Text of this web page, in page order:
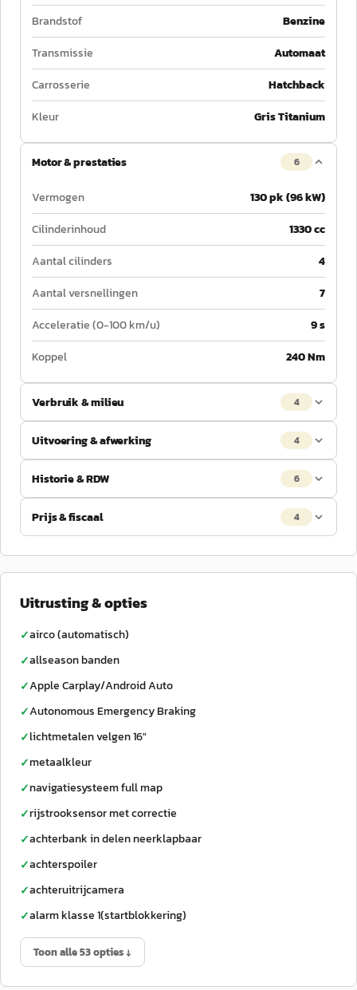
Brandstof
Benzine
Transmissie
Automaat
Carrosserie
Hatchback
Kleur
Gris Titanium
Motor & prestaties 6
Vermogen
130 pk (96 kW)
Cilinderinhoud
1330 cc
Aantal cilinders
4
Aantal versnellingen
7
Acceleratie (0-100 km/u)
9 s
Koppel
240 Nm
Verbruik & milieu 4
Uitvoering & afwerking 4
Historie & RDW 6
Prijs & fiscaal 4
Uitrusting & opties
✓airco (automatisch)
✓allseason banden
✓Apple Carplay/Android Auto
✓Autonomous Emergency Braking
✓lichtmetalen velgen 16"
✓metaalkleur
✓navigatiesysteem full map
✓rijstrooksensor met correctie
✓achterbank in delen neerklapbaar
✓achterspoiler
✓achteruitrijcamera
✓alarm klasse 1(startblokkering)
Toon alle 53 opties ↓